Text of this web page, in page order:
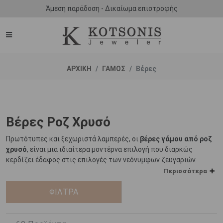
Άμεση παράδοση - Δικαίωμα επιστροφής
ΑΡΧΙΚΗ ΓΑΜΟΣ Βέρες
Βέρες Ροζ Χρυσό
Πρωτότυπες και ξεχωριστά λαμπερές, οι βέρες γάμου από ροζ
χρυσό, είναι μια ιδιαίτερα μοντέρνα επιλογή που διαρκώς
κερδίζει έδαφος στις επιλογές των νεόνυμφων ζευγαριών.
Ο ροζ χρυσός αποτελεί ουσιαστικά ένα κράμα καθαρού χρυσού
και χαλκού, γεγονός που κάνει το συγκεκριμένο μέταλλο
ιδιαίτερα ανθεκτικό. Αν είσαστε ένα ζευγάρι που ακολουθεί έναν
Περισσότερα
ΦΙΛΤΡΑ